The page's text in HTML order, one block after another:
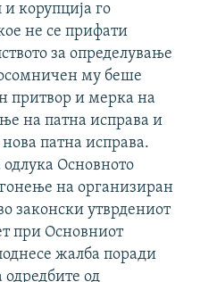
корупција го
не се прифати
за определување
му беше
притвор и мерка на
на патна исправа и
патна исправа.
Основното
гонење на организиран
законски утврдениот
при Основниот
жалба поради
одредбите од